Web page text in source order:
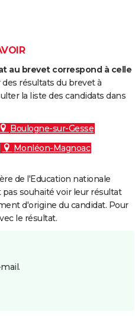
au brevet correspond à celle
résultats du brevet à
la liste des candidats dans
Boulogne-sur-Gesse
Monléon-Magnoac
de l'Education nationale
souhaité voir leur résultat
d'origine du candidat. Pour
le résultat.